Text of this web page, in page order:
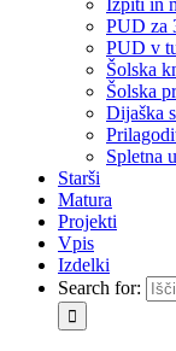
Izpiti in
PUD za
PUD v
Šolska
Šolska
Dijaška
Spletna
Starši
Matura
Projekti
Vpis
Izdelki
Search for: